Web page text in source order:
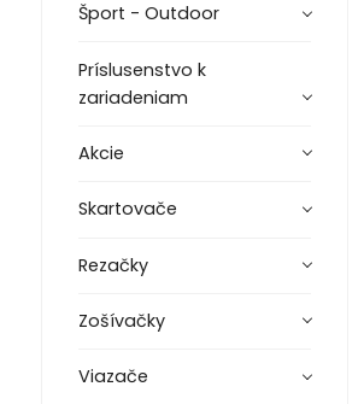
Šport - Outdoor
Príslusenstvo k
zariadeniam
Akcie
Skartovače
Rezačky
Zošívačky
Viazače